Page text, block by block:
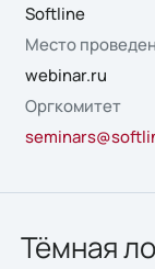
Softline
Место
webinar.ru
Оргкомитет
Тёмная